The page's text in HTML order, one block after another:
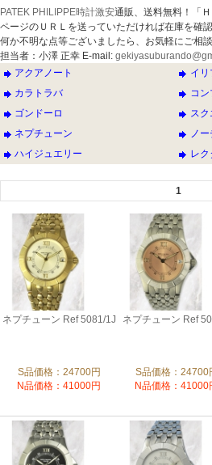
PATEK PHILIPPE時計激安通販、送料無料！「
ページのＵＲＬを送っていただければ在庫を確
何か不明な点等ございましたら、お気軽にご相談
担当者：小澤 正幸 E-mail:
アクアノート
イリ
カラトラバ
コン
ゴンドーロ
スク
ネプチューン
ノ
ハイジュエリー
レ
1
ネプチューン Ref 5081/1J
S品価格：24700円
N品価格：41000円
ネプチューン Ref
S品価格：24700
N品価格：41000